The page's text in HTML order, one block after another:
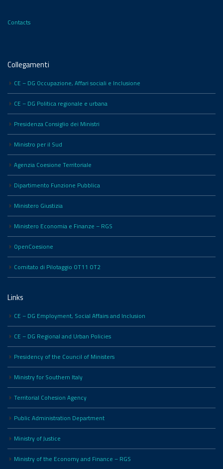
Contacts
Collegamenti
CE – DG Occupazione, Affari sociali e Inclusione
CE – DG Politica regionale e urbana
Presidenza Consiglio dei Ministri
Ministro per il Sud
Agenzia Coesione Territoriale
Dipartimento Funzione Pubblica
Ministero Giustizia
Ministero Economia e Finanze – RGS
OpenCoesione
Comitato di Pilotaggio OT11 OT2
Links
CE – DG Employment, Social Affairs and Inclusion
CE – DG Regional and Urban Policies
Presidency of the Council of Ministers
Ministry for Southern Italy
Territorial Cohesion Agency
Public Administration Department
Ministry of Justice
Ministry of the Economy and Finance – RGS